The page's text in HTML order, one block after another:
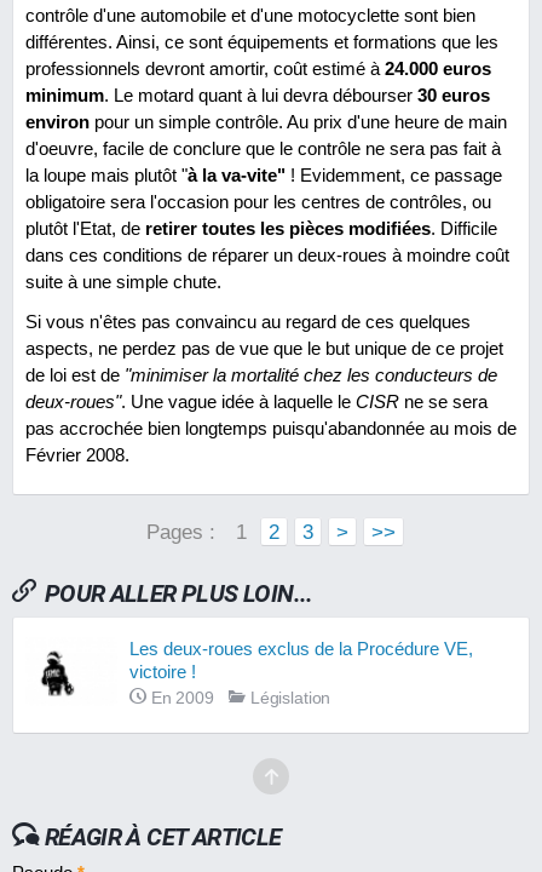
contrôle d'une automobile et d'une motocyclette sont bien
différentes. Ainsi, ce sont équipements et formations que les
professionnels devront amortir, coût estimé à 24.000 euros
minimum. Le motard quant à lui devra débourser 30 euros
environ pour un simple contrôle. Au prix d'une heure de main
d'oeuvre, facile de conclure que le contrôle ne sera pas fait à
la loupe mais plutôt "à la va-vite" ! Evidemment, ce passage
obligatoire sera l'occasion pour les centres de contrôles, ou
plutôt l'Etat, de retirer toutes les pièces modifiées. Difficile
dans ces conditions de réparer un deux-roues à moindre coût
suite à une simple chute.
Si vous n'êtes pas convaincu au regard de ces quelques
aspects, ne perdez pas de vue que le but unique de ce projet
de loi est de "minimiser la mortalité chez les conducteurs de
deux-roues". Une vague idée à laquelle le CISR ne se sera
pas accrochée bien longtemps puisqu'abandonnée au mois de
Février 2008.
Pages : 1 2 3 > >>
POUR ALLER PLUS LOIN...
Les deux-roues exclus de la Procédure VE,
victoire !
En 2009 Législation
RÉAGIR À CET ARTICLE